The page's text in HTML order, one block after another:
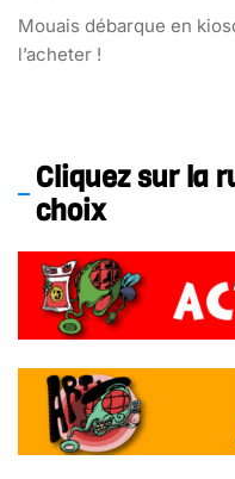
Mouais débarque en
l’acheter !
Cliquez sur la
choix